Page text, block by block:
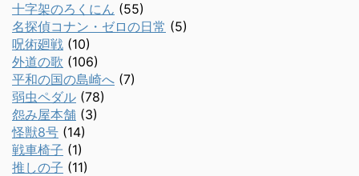
十字架のろくにん (55)
名探偵コナン・ゼロの日常 (5)
呪術廻戦 (10)
外道の歌 (106)
平和の国の島崎へ (7)
弱虫ペダル (78)
怨み屋本舗 (3)
怪獣8号 (14)
戦車椅子 (1)
推しの子 (11)